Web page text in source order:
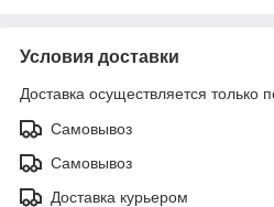
Условия доставки
Доставка осуществляется только
Самовывоз
Самовывоз
Доставка курьером